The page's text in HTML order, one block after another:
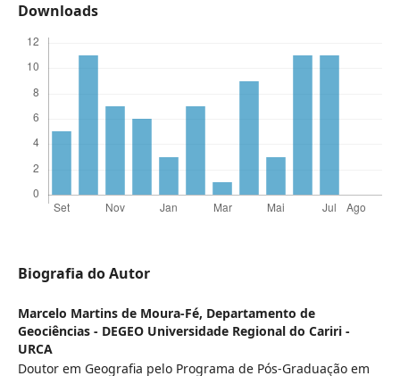
Downloads
Biografia do Autor
Marcelo Martins de Moura-Fé, Departamento de
Geociências - DEGEO Universidade Regional do Cariri -
URCA
Doutor em Geografia pelo Programa de Pós-Graduação em